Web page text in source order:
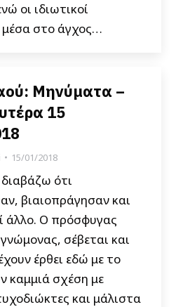
οι ιδιωτικοί
στο άγχος…
Μηνύματα –
15
15/01/2018
ότι
βιαιοπράγησαν και
άλλο. Ο πρόσφυγας
σέβεται και
έρθει εδώ με το
καμμιά σχέση με
και μάλιστα